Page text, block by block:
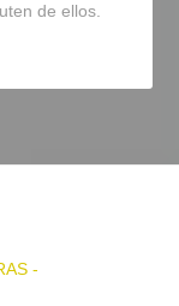
de ellos.
-